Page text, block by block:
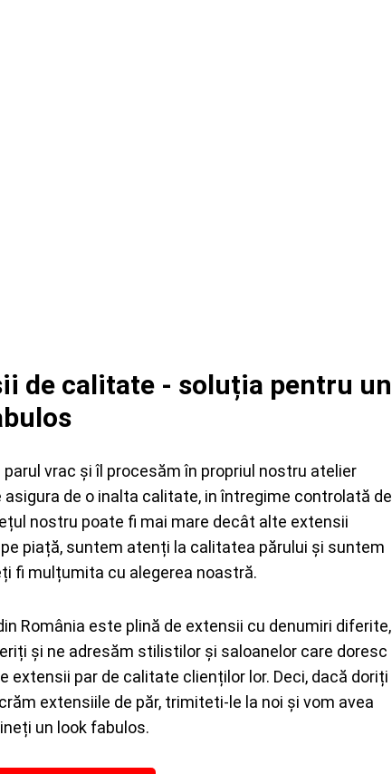
de calitate - soluția pentru un
parul vrac și îl procesăm în propriul nostru atelier
asigura de o inalta calitate, in întregime controlată de
nostru poate fi mai mare decât alte extensii
piață, suntem atenți la calitatea părului și suntem
fi mulțumita cu alegerea noastră.
România este plină de extensii cu denumiri diferite,
și ne adresăm stilistilor și saloanelor care doresc
extensii par de calitate clienților lor. Deci, dacă doriți
extensiile de păr, trimiteti-le la noi și vom avea
un look fabulos.